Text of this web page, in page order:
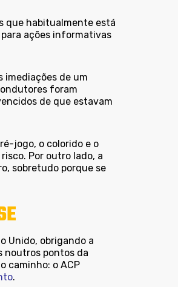
que habitualmente está
ações informativas
imediações de um
foram
de que estavam
jogo, o colorido e o
Por outro lado, a
sobretudo porque se
Unido, obrigando a
noutros pontos da
caminho: o ACP
.